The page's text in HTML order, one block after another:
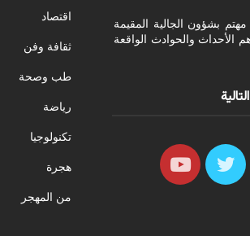
مهتم بشؤون الجالية المقيمة
الأحداث والحوادث الواقعة
اقتصاد
ثقافة وفن
طب وصحة
رياضة
تكنولوجيا
هجرة
من المهجر